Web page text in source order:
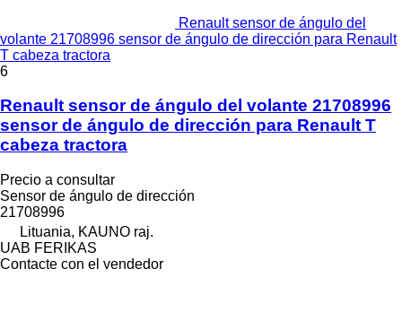
Renault sensor de ángulo del
volante 21708996 sensor de ángulo de dirección para Renault
T cabeza tractora
6
Renault sensor de ángulo del volante 21708996
sensor de ángulo de dirección para Renault T
cabeza tractora
Precio a consultar
Sensor de ángulo de dirección
21708996
Lituania, KAUNO raj.
UAB FERIKAS
Contacte con el vendedor